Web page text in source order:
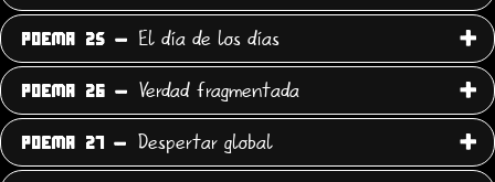
POEMA 25 - El día de los días
POEMA 26 - Verdad fragmentada
POEMA 27 - Despertar global